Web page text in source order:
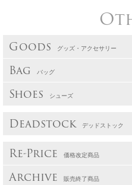
Goods グッズ・アクセサリー
Bag バッグ
Shoes シューズ
Deadstock デッドストック
Re-Price 価格改定商品
Archive 販売終了商品